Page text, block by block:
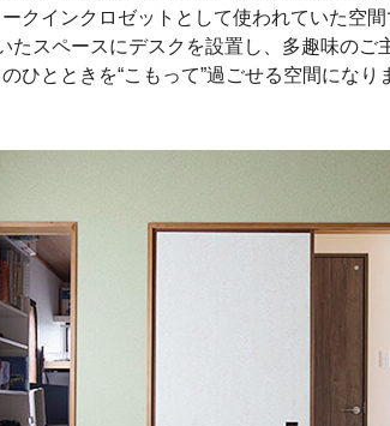
クインクロゼットとして使われていた空
たスペースにデスクを設置し、多趣味の
ひとときを“こもって”過ごせる空間になり